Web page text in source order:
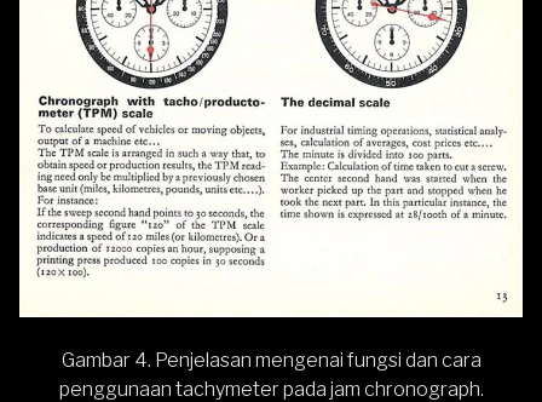
Gambar 4. Penjelasan mengenai fungsi dan cara
penggunaan tachymeter pada jam chronograph.